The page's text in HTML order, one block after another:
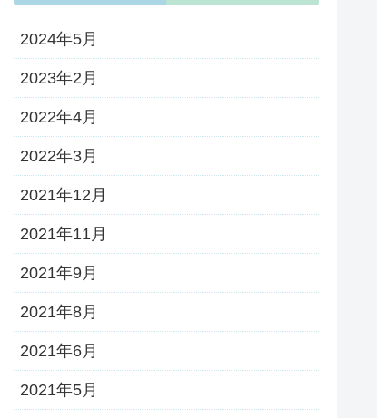
2024年5月
2023年2月
2022年4月
2022年3月
2021年12月
2021年11月
2021年9月
2021年8月
2021年6月
2021年5月